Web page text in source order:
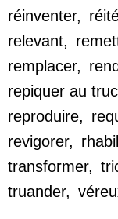
réinventer,
relevant,
remplacer,
repiquer au truc
reproduire,
revigorer,
transformer,
truander,